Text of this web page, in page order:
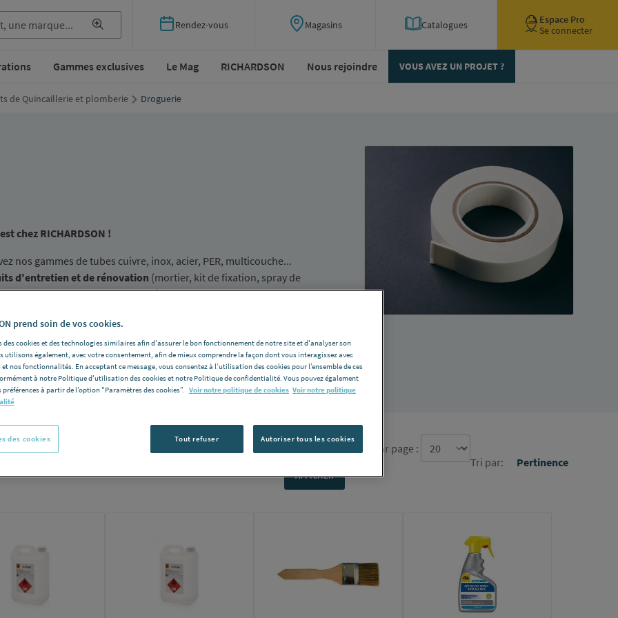
Rendez-vous Magasins Catalogues
Espace Pro
Se connecter
Gammes exclusives Le Mag RICHARDSON Nous rejoindre VOUS AVEZ UN PROJET ?
de Quincaillerie et plomberie Droguerie
chez RICHARDSON !
nos gammes de tubes cuivre, inox, acier, PER, multicouche...
d'entretien et de rénovation (mortier, kit de fixation, spray de
de la peinture, des résines de scellement...
pour assurer vos tâches quotidiennes.
modèles parmi les plus grandes marques :Griffon France,
Nombre d'élément par page :
Tri par:
Pertinence
prend soin de vos cookies.
des cookies et des technologies similaires afin d'assurer le bon fonctionnement de notre site et d'analyser son
utilisons également, avec votre consentement, afin de mieux comprendre la façon dont vous interagissez avec
nos fonctionnalités. En acceptant ce message, vous consentez à l’utilisation des cookies pour l’ensemble de ces
à notre Politique d'utilisation des cookies et notre Politique de confidentialité. Vous pouvez également
à partir de l’option "Paramètres des cookies”.
Voir notre politique de cookies Voir notre politique
Tout refuser Autoriser tous les cookies
des cookies